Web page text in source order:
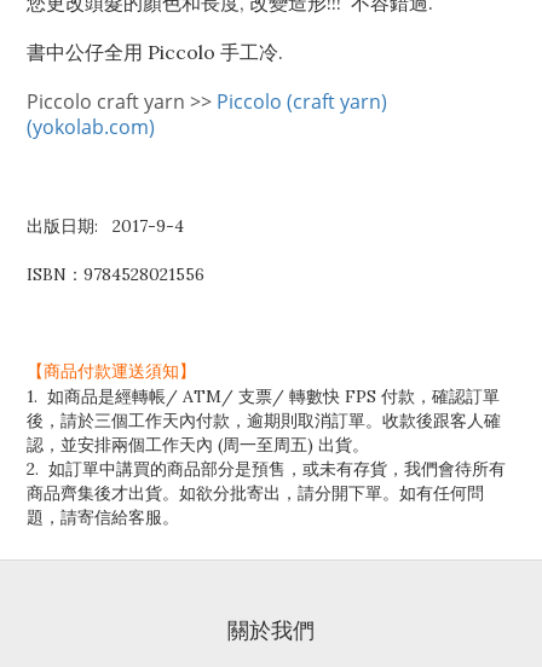
書中公仔全用 Piccolo 手工冷.
Piccolo craft yarn >> Piccolo (craft yarn)
(yokolab.com)
出版日期: 2017-9-4
ISBN：9784528021556
【商品付款運送須知】
1. 如商品是經轉帳/ ATM/ 支票/ 轉數快 FPS 付款，確認訂單
後，請於三個工作天內付款，逾期則取消訂單。收款後跟客人確
認，並安排兩個工作天內 (周一至周五) 出貨。
2. 如訂單中講買的商品部分是預售，或未有存貨，我們會待所有
商品齊集後才出貨。如欲分批寄出，請分開下單。如有任何問
題，請寄信給客服。
關於我們